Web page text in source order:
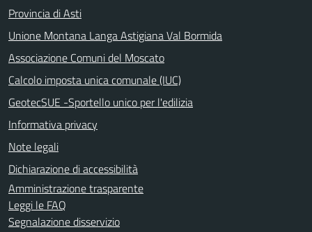
Provincia di Asti
Unione Montana Langa Astigiana Val Bormida
Associazione Comuni del Moscato
Calcolo imposta unica comunale (IUC)
GeotecSUE -Sportello unico per l'edilizia
Informativa privacy
Note legali
Dichiarazione di accessibilità
Amministrazione trasparente
Leggi le FAQ
Segnalazione disservizio